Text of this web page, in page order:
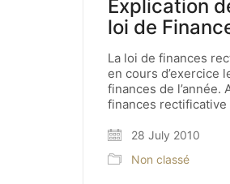
Explication
loi de
La loi de finances
en cours d’exercice
finances de l’année.
finances
28 July 2010
Non classé